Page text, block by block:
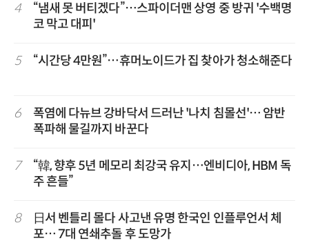
4
“냄새 못 버티겠다”…스파이더맨 상영 중 방귀 '수백명
코 막고 대피'
5 “시간당 4만원”…휴머노이드가 집 찾아가 청소해준다
6
폭염에 다뉴브 강바닥서 드러난 '나치 침몰선'… 암반
폭파해 물길까지 바꾼다
7
“韓, 향후 5년 메모리 최강국 유지…엔비디아, HBM 독
주 흔들”
8
日서 벤틀리 몰다 사고낸 유명 한국인 인플루언서 체
포… 7대 연쇄추돌 후 도망가